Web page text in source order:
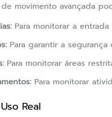
movimento avançada
Para monitorar a
Para garantir a
Para monitorar áreas
Para monitorar
Real